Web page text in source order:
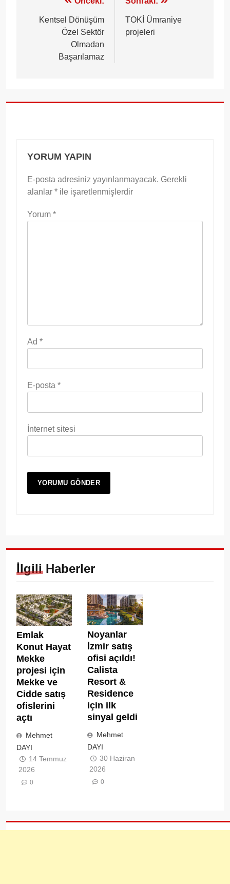
gezinmesi
Kentsel Dönüşüm
Özel Sektör
Olmadan
Başarılamaz
TOKİ Ümraniye
projeleri
YORUM YAPIN
E-posta adresiniz yayınlanmayacak. Gerekli
alanlar * ile işaretlenmişlerdir
Yorum *
Ad *
E-posta *
İnternet sitesi
İlgili Haberler
Emlak
Konut Hayat
Mekke
projesi için
Mekke ve
Cidde satış
ofislerini
açtı
Mehmet
DAYI
14 Temmuz
2026
0
Noyanlar
İzmir satış
ofisi açıldı!
Calista
Resort &
Residence
için ilk
sinyal geldi
Mehmet
DAYI
30 Haziran
2026
0